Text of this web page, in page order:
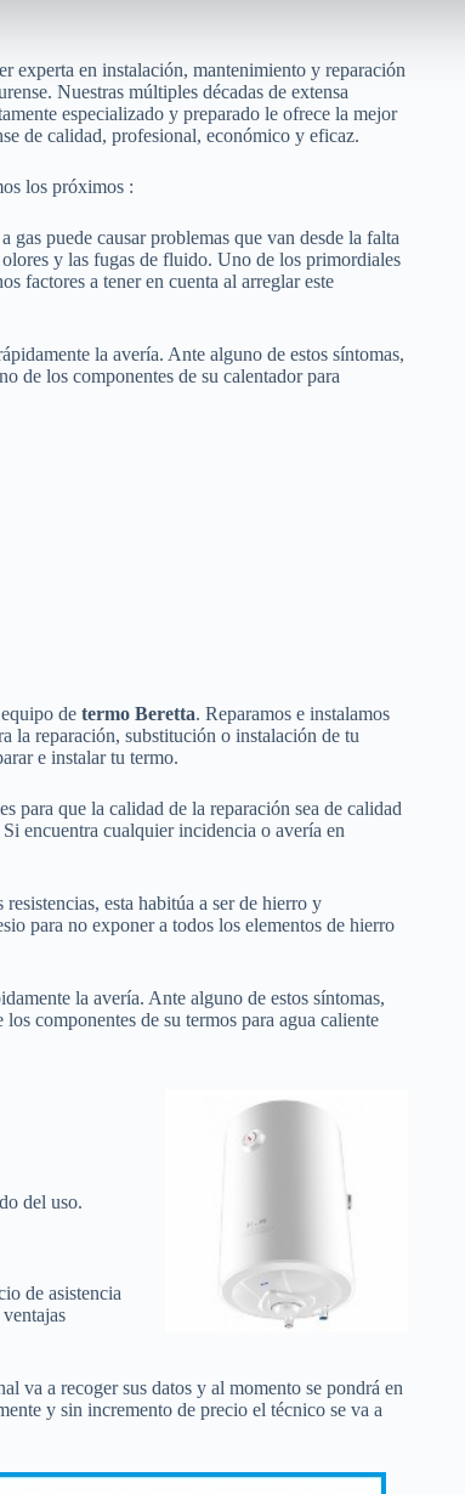
experta en instalación, mantenimiento y reparación
Nuestras múltiples décadas de extensa
especializado y preparado le ofrece la mejor
de calidad, profesional, económico y eficaz.
los próximos :
puede causar problemas que van desde la falta
y las fugas de fluido. Uno de los primordiales
factores a tener en cuenta al arreglar este
la avería. Ante alguno de estos síntomas,
de los componentes de su calentador para
de termo Beretta. Reparamos e instalamos
la reparación, substitución o instalación de tu
e instalar tu termo.
para que la calidad de la reparación sea de calidad
encuentra cualquier incidencia o avería en
esta habitúa a ser de hierro y
para no exponer a todos los elementos de hierro
la avería. Ante alguno de estos síntomas,
los componentes de su termos para agua caliente
del uso.
de asistencia
va a recoger sus datos y al momento se pondrá en
y sin incremento de precio el técnico se va a